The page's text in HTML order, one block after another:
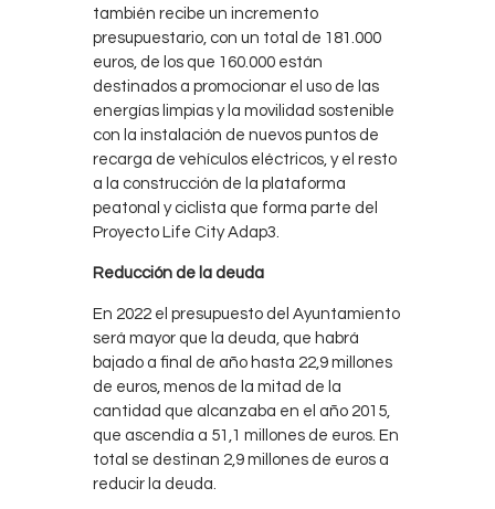
también recibe un incremento
presupuestario, con un total de 181.000
euros, de los que 160.000 están
destinados a promocionar el uso de las
energías limpias y la movilidad sostenible
con la instalación de nuevos puntos de
recarga de vehículos eléctricos, y el resto
a la construcción de la plataforma
peatonal y ciclista que forma parte del
Proyecto Life City Adap3.
Reducción de la deuda
En 2022 el presupuesto del Ayuntamiento
será mayor que la deuda, que habrá
bajado a final de año hasta 22,9 millones
de euros, menos de la mitad de la
cantidad que alcanzaba en el año 2015,
que ascendía a 51,1 millones de euros. En
total se destinan 2,9 millones de euros a
reducir la deuda.